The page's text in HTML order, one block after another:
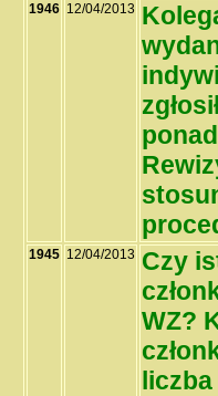
1946 12/04/2013
1945 12/04/2013 Czy
WZ?
liczba